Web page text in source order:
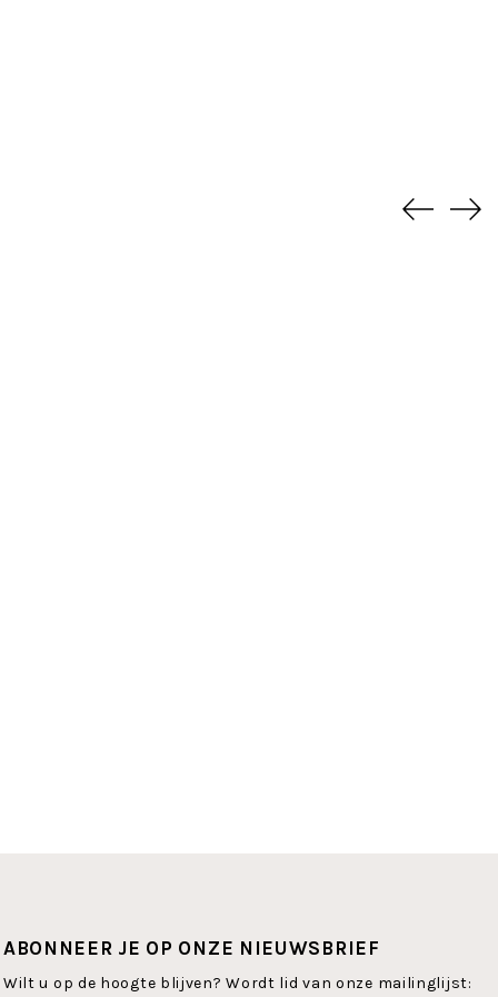
ABONNEER JE OP ONZE NIEUWSBRIEF
Wilt u op de hoogte blijven? Wordt lid van onze mailinglijst: